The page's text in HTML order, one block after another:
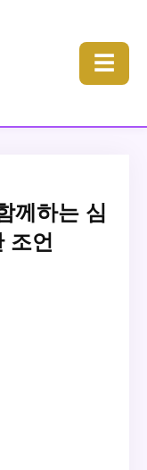
☰
께하는 심
조언